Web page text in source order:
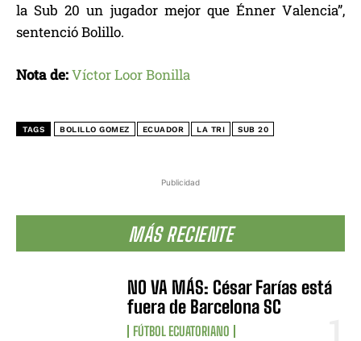
Publicidad
MÁS RECIENTE
NO VA MÁS: César Farías está
fuera de Barcelona SC
FÚTBOL ECUATORIANO
la Sub 20 un jugador mejor que Énner Valencia”,
sentenció Bolillo.
Nota de:Víctor Loor Bonilla
TAGS BOLILLO GOMEZ ECUADOR LA TRI SUB 20